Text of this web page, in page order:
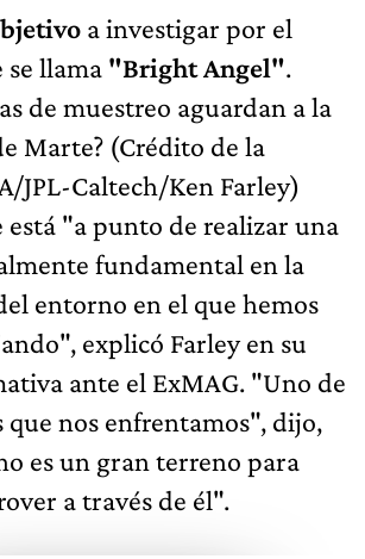
a investigar por el
se llama "Bright Angel".
de muestreo aguardan a la
Marte? (Crédito de la
JPL-Caltech/Ken Farley)
está "a punto de realizar una
fundamental en la
entorno en el que hemos
explicó Farley en su
ante el ExMAG. "Uno de
que nos enfrentamos", dijo,
es un gran terreno para
a través de él".